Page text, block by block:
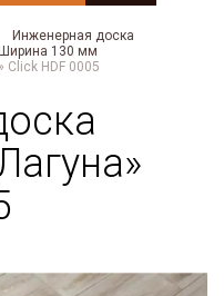
Инженерная доска
Ширина 130 мм
Click HDF 0005